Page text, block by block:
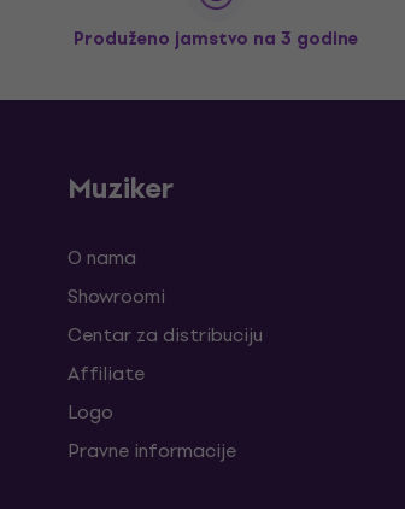
Produženo jamstvo na 3 godine
Muziker
O nama
Showroomi
Centar za distribuciju
Affiliate
Logo
Pravne informacije